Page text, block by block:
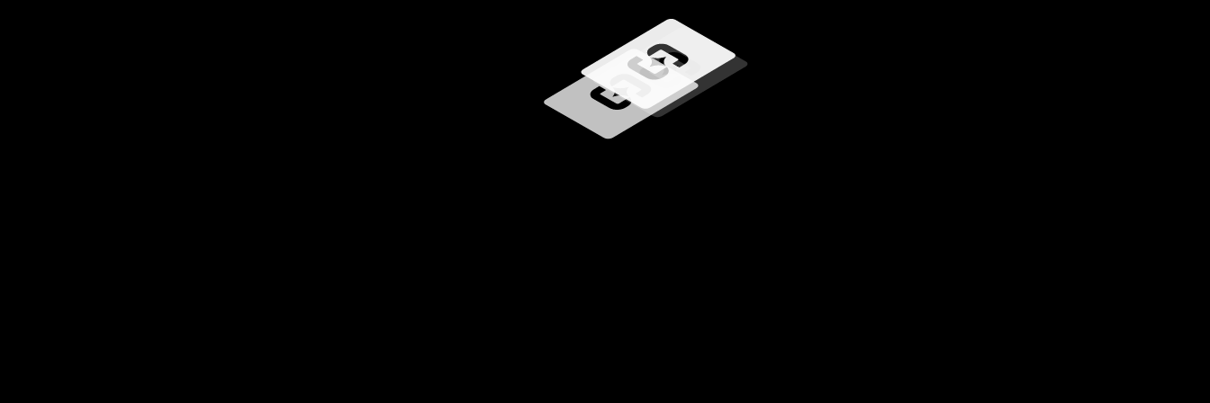
Učitavanje